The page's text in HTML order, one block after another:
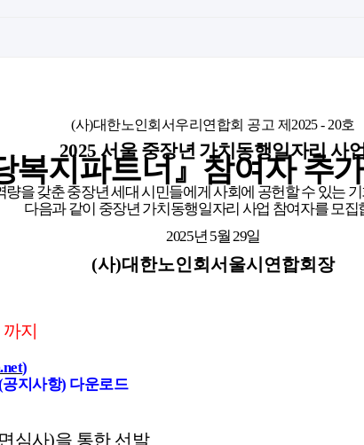
(사)대한노인회서우리연합회 공고 제 2025 - 20호
2025 서울 중장년 가치동행일자리 사업
복지파트너』 참여자 추
량을 갖춘 중장년 세대 시민들에게 사회에 공헌할 수 있는
다음과 같이 중장년 가치동행일자리 사업 참여자를 모집
2025년 5월29일
(사)대한노인회서울시연합회장
지
)
공지사항) 다운로드
심사)을 통한 선발